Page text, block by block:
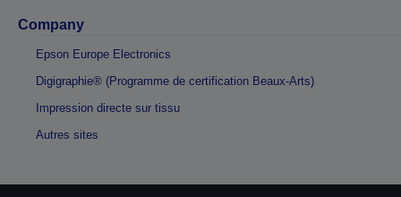
Company
Epson Europe Electronics
Digigraphie® (Programme de certification Beaux-Arts)
Impression directe sur tissu
Autres sites